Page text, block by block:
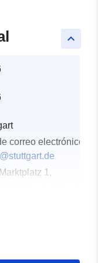
keyboard_arrow_up
correo electrónico:
Marktplatz 1,